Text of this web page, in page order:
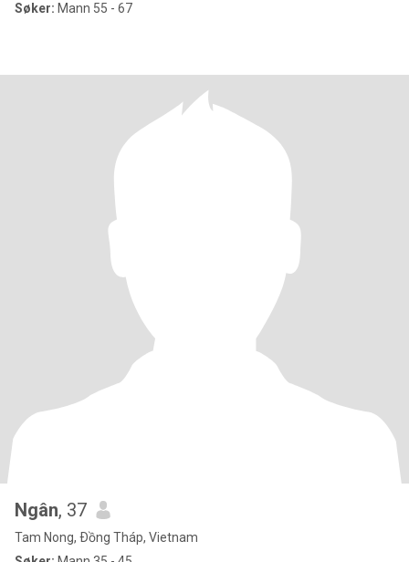
Søker: Mann 55 - 67
Ngân, 37
Tam Nong, Ðồng Tháp, Vietnam